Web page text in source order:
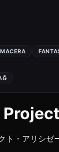
MACERA
ト・アリシゼ